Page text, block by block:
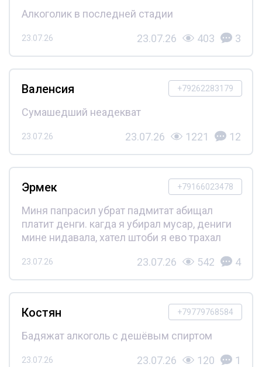
Алкоголик в последней стадии
23.07.26 23.07.26 403 3
+79262283179
Валенсия
Сумашедший неадекват
23.07.26 23.07.26 1221 12
+79166023478
Эрмек
Миня папрасил убрат падмитат абищал
платит денги. кагда я убирал мусар, дениги
мине нидавала, хател штоби я ево трахал
23.07.26 23.07.26 542 4
+79779768584
Костян
Бадяжат алкоголь с дешёвым спиртом
23.07.26 23.07.26 120 1